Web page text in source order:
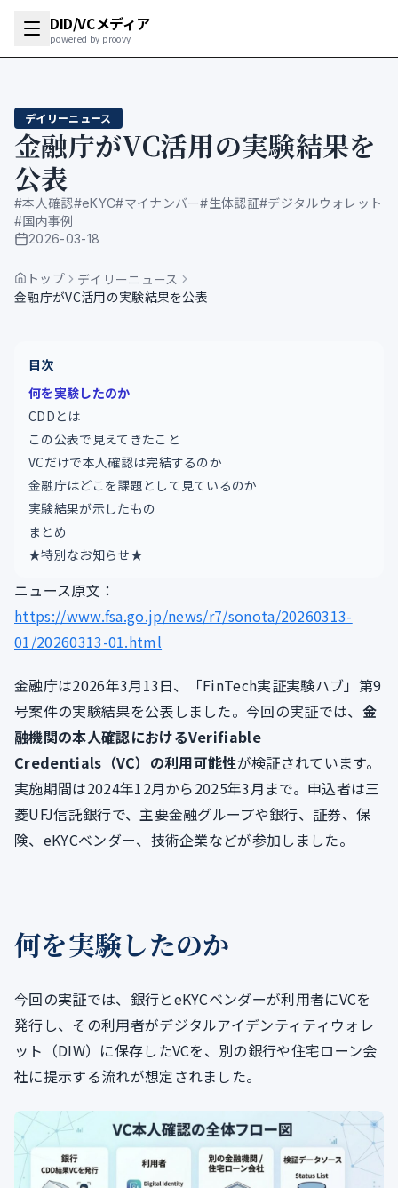
DID/VCメディア
powered by proovy
デイリーニュース
金融庁がVC活用の実験結果を
公表
#本人確認#eKYC#マイナンバー#生体認証#デジタルウォレット
#国内事例
公開日
2026-03-18
トップ
デイリーニュース
金融庁がVC活用の実験結果を公表
目次
何を実験したのか
CDDとは
この公表で見えてきたこと
VCだけで本人確認は完結するのか
金融庁はどこを課題として見ているのか
実験結果が示したもの
まとめ
★特別なお知らせ★
ニュース原文：
https://www.fsa.go.jp/news/r7/sonota/20260313-
01/20260313-01.html
金融庁は2026年3月13日、「FinTech実証実験ハブ」第9
号案件の実験結果を公表しました。今回の実証では、 金
融機関の本人確認におけるVerifiable
Credentials（VC）の利用可能性が検証されています。
実施期間は2024年12月から2025年3月まで。申込者は三
菱UFJ信託銀行で、主要金融グループや銀行、証券、保
険、eKYCベンダー、技術企業などが参加しました。
何を実験したのか
今回の実証では、銀行とeKYCベンダーが利用者にVCを
発行し、その利用者がデジタルアイデンティティウォレ
ット（DIW）に保存したVCを、別の銀行や住宅ローン会
社に提示する流れが想定されました。